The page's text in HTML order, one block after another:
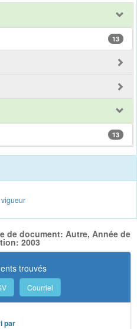
13
13
vigueur
de document: Autre, Année de
2003
trouvés
Courriel
par